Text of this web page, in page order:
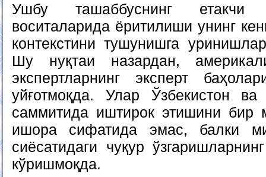
Ушбу ташаббуснинг етакчи
воситаларида ёритилиши унинг
контекстини тушунишга
Шу нуқтаи назардан,
экспертларнинг эксперт
уйғотмоқда. Улар Ўзбекистон ва
саммитида иштирок этишини бир
ишора сифатида эмас, балки
сиёсатидаги чуқур
кўришмоқда.